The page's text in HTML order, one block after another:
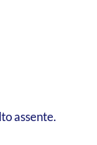
assente.